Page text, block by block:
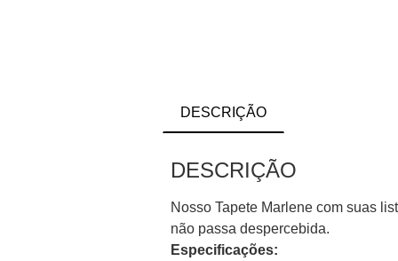
DESCRIÇÃO
DESCRIÇÃO
Nosso Tapete Marlene com suas
não passa despercebida.
Especificações: